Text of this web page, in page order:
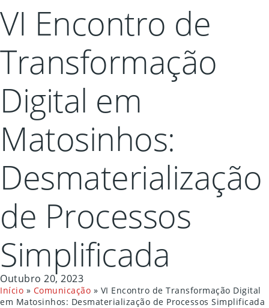
VI Encontro de
Transformação
Digital em
Matosinhos:
Desmaterialização
de Processos
Simplificada
Outubro 20, 2023
Início » Comunicação » VI Encontro de Transformação Digital
em Matosinhos: Desmaterialização de Processos Simplificada